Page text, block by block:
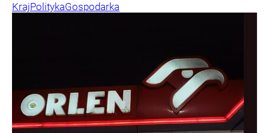
KrajPolitykaGospodarka